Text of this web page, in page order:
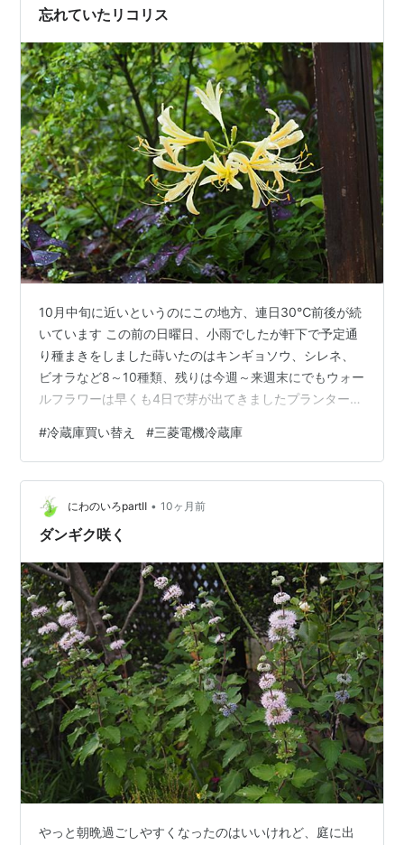
忘れていたリコリス
10月中旬に近いというのにこの地方、連日30℃前後が続
いています この前の日曜日、小雨でしたが軒下で予定通
り種まきをしました蒔いたのはキンギョソウ、シレネ、
ビオラなど8～10種類、残りは今週～来週末にでもウォー
ルフラワーは早くも4日で芽が出てきましたプランターに
にします 去年のブログに、ベニバナトキワマンサクのそ
ばで一株だけ咲いていたリコリス（オーレア）を来年は
場所を変えて仲間も増やしてあげよう、とかなんとか書
いていたみたいだけれど、すっかり忘れていました今年
もさびしくひっそりと・・ 夏の間は縮んだようになって
#冷蔵庫買い替え #三菱電機冷蔵庫
にわのいろpartⅡ • 10ヶ月前
ダンギク咲く
やっと朝晩過ごしやすくなったのはいいけれど、庭に出